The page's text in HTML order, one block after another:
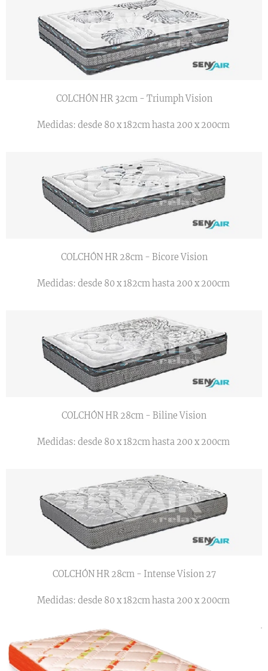
COLCHÓN HR 32cm - Triumph Vision
Medidas: desde 80 x 182cm hasta 200 x 200cm
COLCHÓN HR 28cm - Bicore Vision
Medidas: desde 80 x 182cm hasta 200 x 200cm
COLCHÓN HR 28cm - Biline Vision
Medidas: desde 80 x 182cm hasta 200 x 200cm
COLCHÓN HR 28cm - Intense Vision 27
Medidas: desde 80 x 182cm hasta 200 x 200cm